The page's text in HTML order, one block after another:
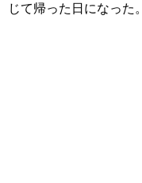
じて帰った日になった。